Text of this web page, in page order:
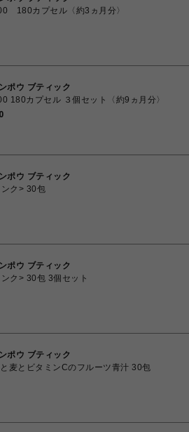
180カプセル〈約3ヵ月分〉
ポウ ブティック
180カプセル ３個セット〈約9ヵ月分〉
ポウ ブティック
ク> 30包
ポウ ブティック
ク> 30包 3個セット
ポウ ブティック
麦とビタミンCのフルーツ青汁 30包